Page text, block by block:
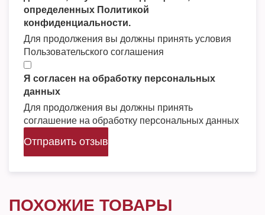
определенных Политикой
конфиденциальности.
Для продолжения вы должны принять условия
Пользовательского соглашения
Я согласен на обработку персональных
данных
Для продолжения вы должны принять
соглашение на обработку персональных данных
Отправить отзыв
ПОХОЖИЕ ТОВАРЫ